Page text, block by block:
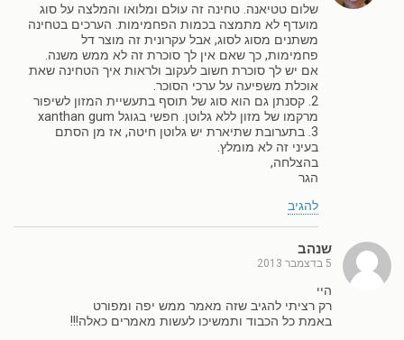
שלום טטיאנה. טחינה זה עולם ומלואו והמלצה על סוג
מועדף לא מתמצה בכמות הפחמימות. הערכים בטחינה
משתנים מסוג לסוג, אבל עקרונית זה מוצר דל
פחמימות, כך שאם אין לך סוכרת זה לא ממש משנה.
אם יש לך סוכרת חשוב לעקוב ולראות איך הטחינה שאת
אוכלת משפיעה על ערכי הסוכר.
2. קסנתן גם הוא סוג של תוסף בתעשיית המזון לשיפור
מרקמו של מזון ללא גלוטן. חפשי בגוגל xanthan gum
3. בתערובת שתיארת יש גלוטן חיטה, אז מן הסתם
בעיני זה לא מומלץ.
בהצלחה,
הגר
להגיב
שנהב
5 בדצמבר 2013
היי
רק רציתי להגיב שזה מאמר ממש יפה ומפורט
באמת כל הכבוד ותמשיכו לעשות מאמרים כאלה!!!